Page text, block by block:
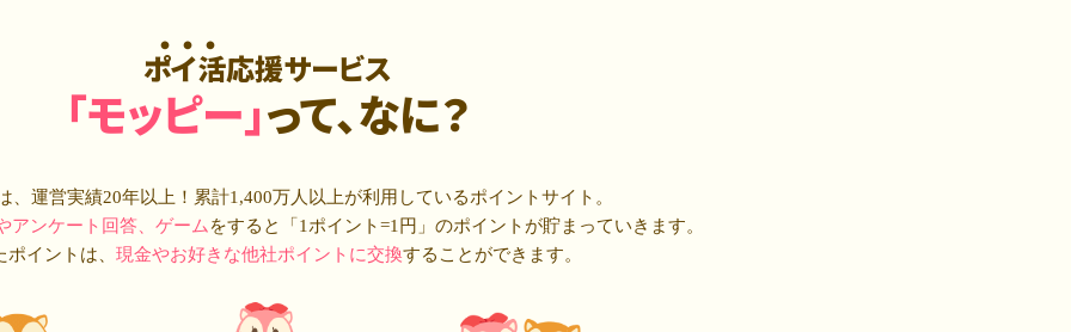
ポイ活応援サービス
「モッピー」って、なに？
、運営実績20年以上！累計1,400万人 以上が利用しているポイントサイト。
アンケート回答、ゲーム をすると「1ポイント=1円」のポイントが貯まっていきます。
ポイントは、 現金やお好きな他社ポイントに交換することができます。